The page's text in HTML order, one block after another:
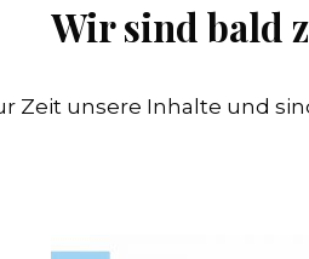
Wir sind bald
Zeit unsere Inhalte und